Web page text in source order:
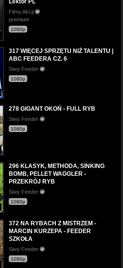
Lektor PL
Filmy Akcji
premium
1080p
317 WIĘCEJ SPRZĘTU NIŻ TALENTU |
ABC FEEDERA CZ. 6
Siwy Feeder
1080p
278 GIGANT OKOŃ - FULL RYB
Siwy Feeder
1080p
296 KLASYK, METHODA, SINKING
BOMB, PELLET WAGGLER -
PRZEKRÓJ RYB
Siwy Feeder
1080p
372 NA RYBACH Z MISTRZEM -
MARCIN KURZEPA - FEEDER
SZKOŁA
Siwy Feeder
1080p